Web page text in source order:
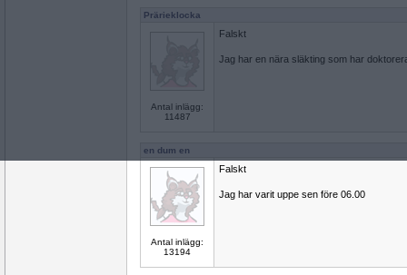
Prärieklocka
Antal inlägg:
11487
Falskt
Jag har en nära släkting som har
en dum en
Antal inlägg:
13194
Falskt
Jag har varit uppe sen före 06.00